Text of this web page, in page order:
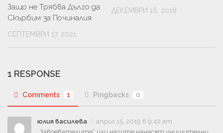
Защо не Трябва Дълго да
Скърбим за Починалия
СЕПТЕМВРИ 17, 2021
ДЕКЕМВРИ 16, 2018
1 RESPONSE
Comments 1 Pingbacks 0
юлия василева
април 15, 2019 в 9:42 am